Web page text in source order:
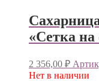
«Сетка на
2 356,00 ₽
Нет в наличии